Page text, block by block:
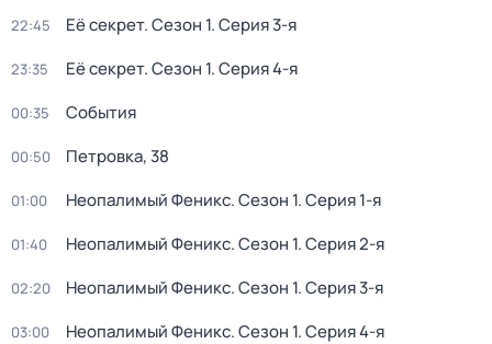
22:45 Её секрет. Сезон 1. Серия 3-я
23:35 Её секрет. Сезон 1. Серия 4-я
00:35 События
00:50 Петровка, 38
01:00 Неопалимый Феникс. Сезон 1. Серия 1-я
01:40 Неопалимый Феникс. Сезон 1. Серия 2-я
02:20 Неопалимый Феникс. Сезон 1. Серия 3-я
03:00 Неопалимый Феникс. Сезон 1. Серия 4-я